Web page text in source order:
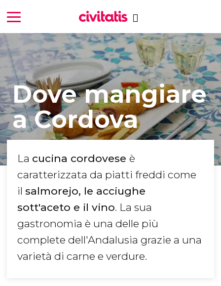
Dove mangiare
a Cordova
La cucina cordovese è
caratterizzata da piatti freddi come
il salmorejo, le acciughe
sott'aceto e il vino. La sua
gastronomia è una delle più
complete dell'Andalusia grazie a una
varietà di carne e verdure.